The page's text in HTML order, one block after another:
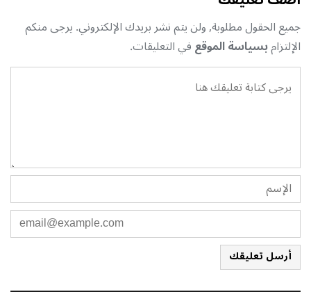
جميع الحقول مطلوبة, ولن يتم نشر بريدك الإلكتروني. يرجى منكم
الإلتزامبسياسة الموقعفي التعليقات.
أرسل تعليقك